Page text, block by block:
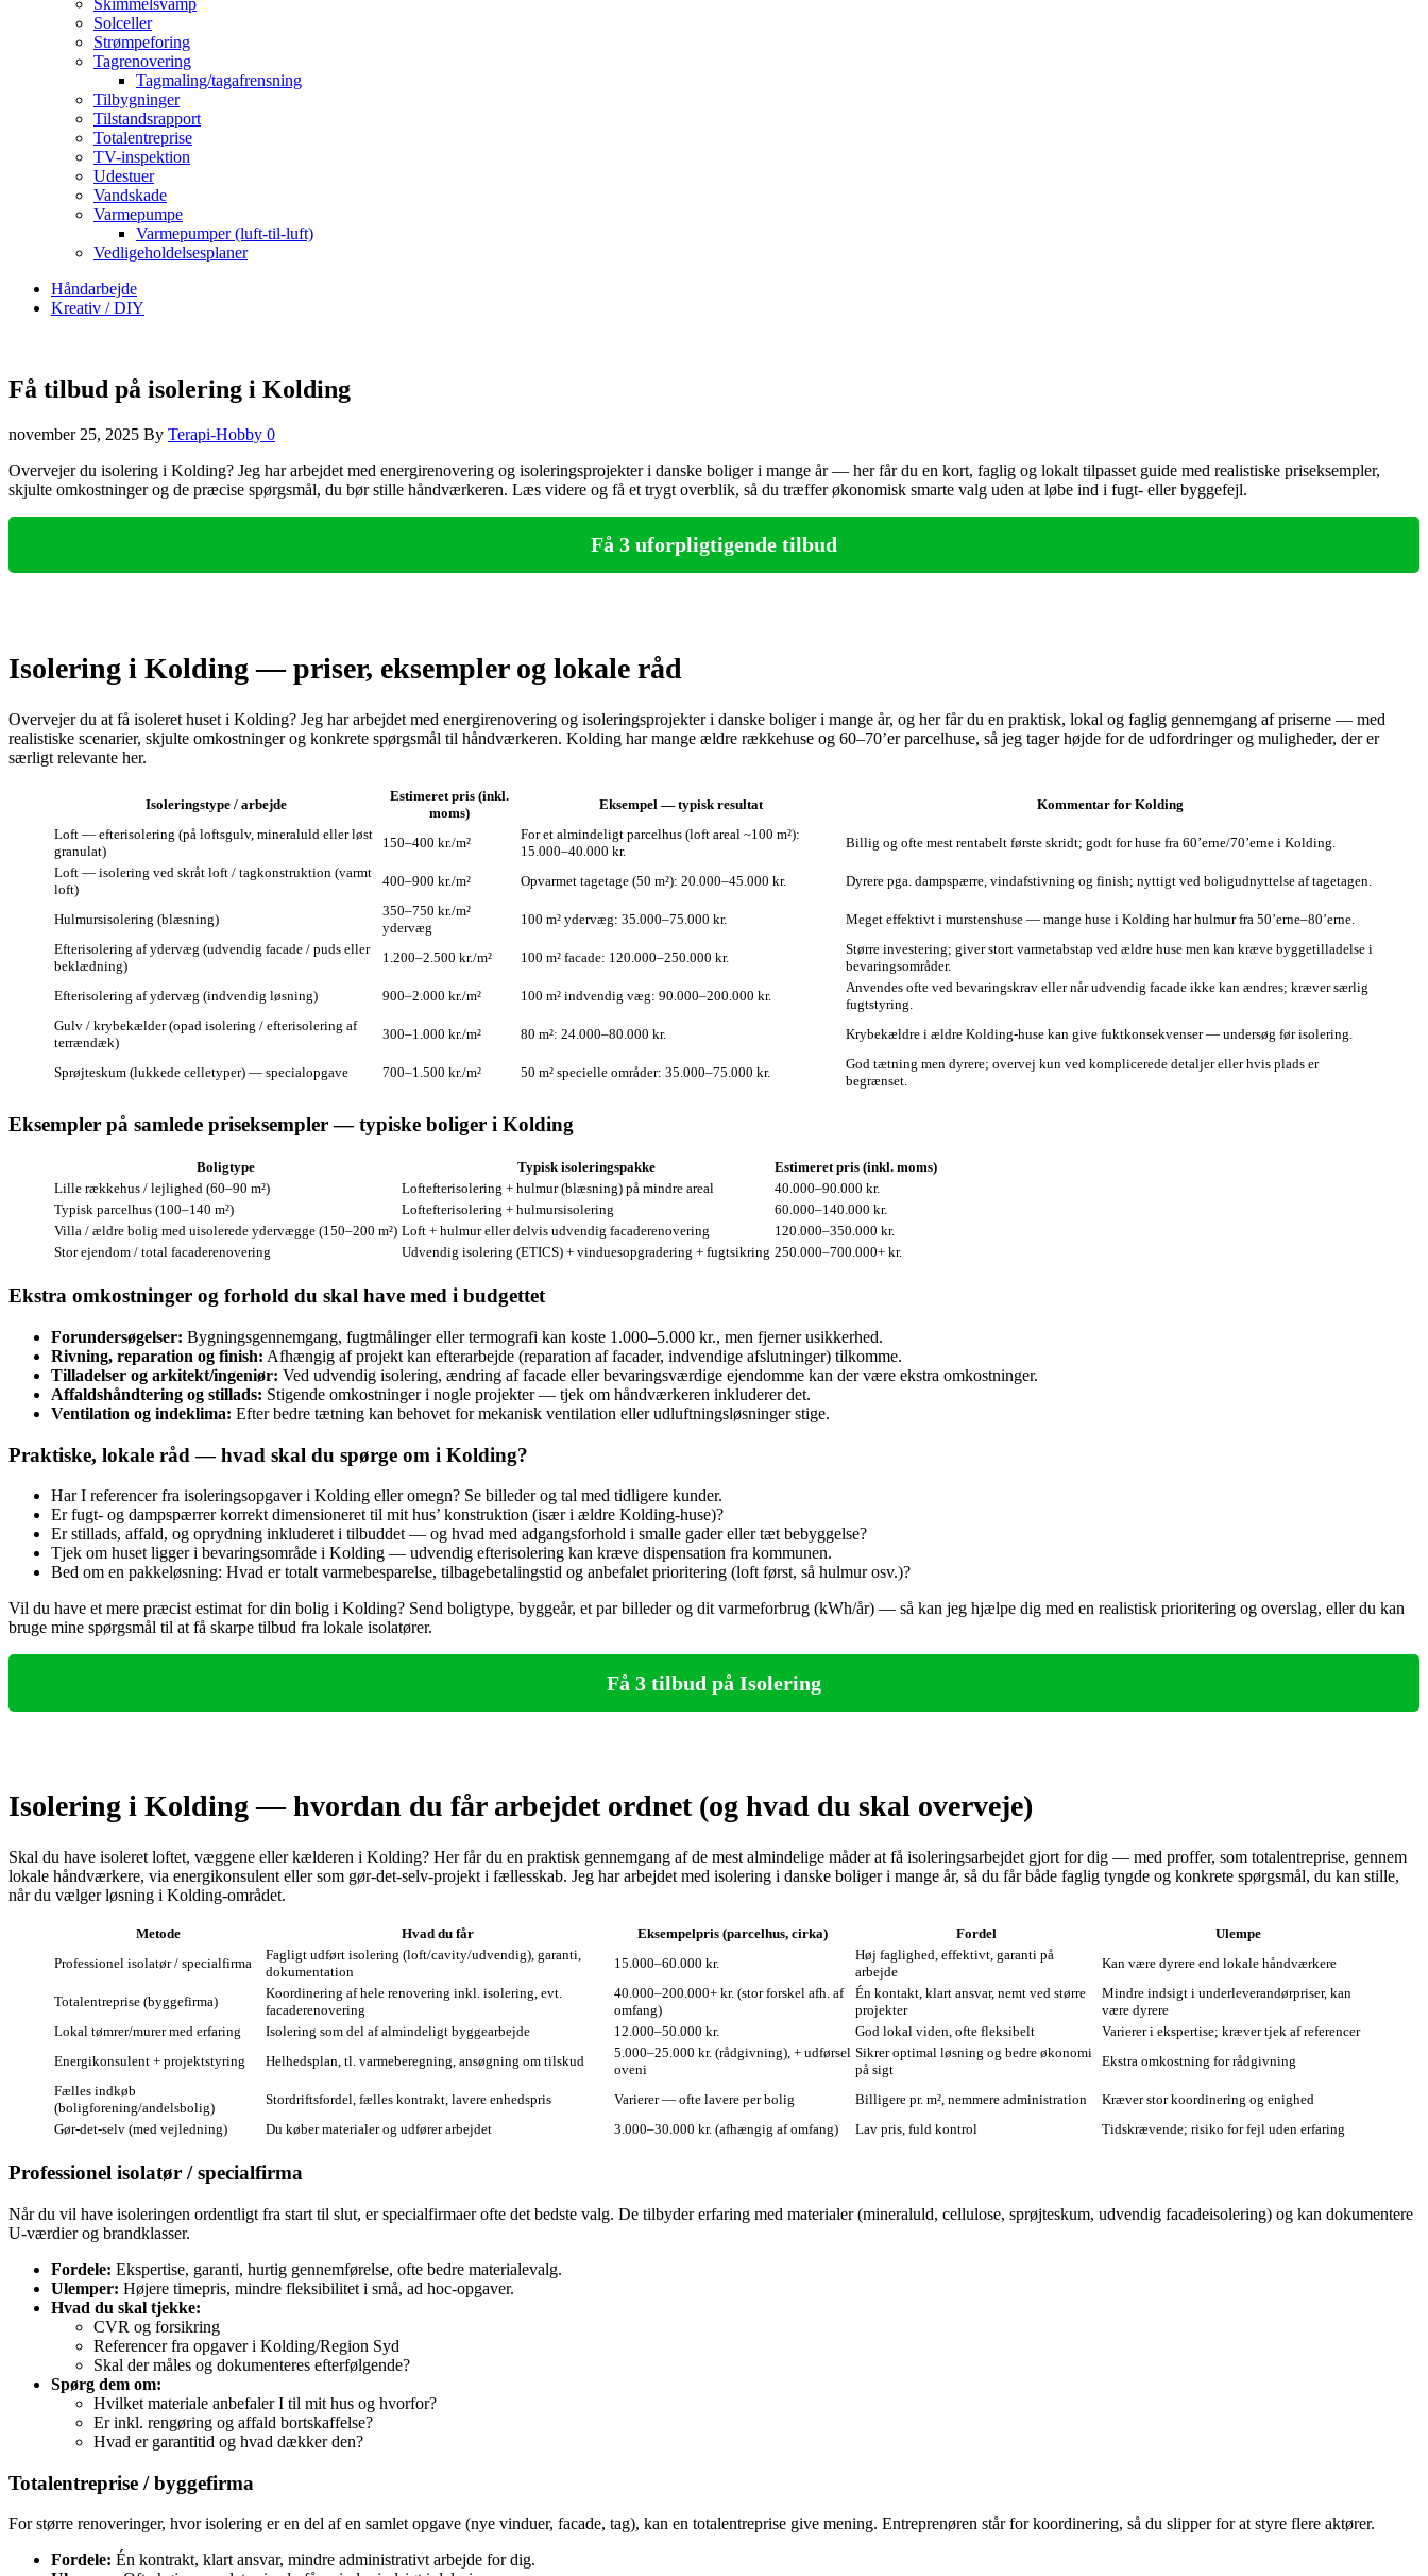
Skimmelsvamp
Solceller
Strømpeforing
Tagrenovering
Tagmaling/tagafrensning
Tilbygninger
Tilstandsrapport
Totalentreprise
TV-inspektion
Udestuer
Vandskade
Varmepumpe
Varmepumper (luft-til-luft)
Vedligeholdelsesplaner
Håndarbejde
Kreativ / DIY
Få tilbud på isolering i Kolding
november 25, 2025 By Terapi-Hobby 0
Overvejer du isolering i Kolding? Jeg har arbejdet med energirenovering og isoleringsprojekter i danske boliger i mange år — her får du en kort, faglig og lokalt tilpasset guide med realistiske priseksempler,
skjulte omkostninger og de præcise spørgsmål, du bør stille håndværkeren. Læs videre og få et trygt overblik, så du træffer økonomisk smarte valg uden at løbe ind i fugt‑ eller byggefejl.
Få 3 uforpligtigende tilbud
Isolering i Kolding — priser, eksempler og lokale råd
Overvejer du at få isoleret huset i Kolding? Jeg har arbejdet med energirenovering og isoleringsprojekter i danske boliger i mange år, og her får du en praktisk, lokal og faglig gennemgang af priserne — med
realistiske scenarier, skjulte omkostninger og konkrete spørgsmål til håndværkeren. Kolding har mange ældre rækkehuse og 60–70’er parcelhuse, så jeg tager højde for de udfordringer og muligheder, der er
særligt relevante her.
Isoleringstype / arbejde
Estimeret pris (inkl.
moms)
Eksempel — typisk resultat
Kommentar for Kolding
Loft — efterisolering (på loftsgulv, mineraluld eller løst
granulat)
150–400 kr./m²
For et almindeligt parcelhus (loft areal ~100 m²):
15.000–40.000 kr.
Billig og ofte mest rentabelt første skridt; godt for huse fra 60’erne/70’erne i Kolding.
Loft — isolering ved skråt loft / tagkonstruktion (varmt
loft)
400–900 kr./m² Opvarmet tagetage (50 m²): 20.000–45.000 kr. Dyrere pga. dampspærre, vindafstivning og finish; nyttigt ved boligudnyttelse af tagetagen.
Hulmursisolering (blæsning)
350–750 kr./m²
ydervæg
100 m² ydervæg: 35.000–75.000 kr.
Meget effektivt i murstenshuse — mange huse i Kolding har hulmur fra 50’erne–80’erne.
Efterisolering af ydervæg (udvendig facade / puds eller
beklædning)
1.200–2.500 kr./m² 100 m² facade: 120.000–250.000 kr.
Større investering; giver stort varmetabstap ved ældre huse men kan kræve byggetilladelse i
bevaringsområder.
Efterisolering af ydervæg (indvendig løsning)
900–2.000 kr./m² 100 m² indvendig væg: 90.000–200.000 kr.
Anvendes ofte ved bevaringskrav eller når udvendig facade ikke kan ændres; kræver særlig
fugtstyring.
Gulv / krybekælder (opad isolering / efterisolering af
terrændæk)
300–1.000 kr./m² 80 m²: 24.000–80.000 kr. Krybekældre i ældre Kolding-huse kan give fuktkonsekvenser — undersøg før isolering.
Sprøjte­skum (lukkede celletyper) — specialopgave 700–1.500 kr./m² 50 m² specielle områder: 35.000–75.000 kr.
God tætning men dyrere; overvej kun ved komplicerede detaljer eller hvis plads er
begrænset.
Eksempler på samlede priseksempler — typiske boliger i Kolding
Boligtype Typisk isoleringspakke
Estimeret pris (inkl. moms)
Lille rækkehus / lejlighed (60–90 m²)
Loftefterisolering + hulmur (blæsning) på mindre areal
40.000–90.000 kr.
Typisk parcelhus (100–140 m²)
Loftefterisolering + hulmursisolering
60.000–140.000 kr.
Villa / ældre bolig med uisolerede ydervægge (150–200 m²) Loft + hulmur eller delvis udvendig facaderenovering
120.000–350.000 kr.
Stor ejendom / total facaderenovering
Udvendig isolering (ETICS) + vinduesopgradering + fugtsikring 250.000–700.000+ kr.
Ekstra omkostninger og forhold du skal have med i budgettet
Forundersøgelser: Bygningsgennemgang, fugtmålinger eller termografi kan koste 1.000–5.000 kr., men fjerner usikkerhed.
Rivning, reparation og finish: Afhængig af projekt kan efterarbejde (reparation af facader, indvendige afslutninger) tilkomme.
Tilladelser og arkitekt/ingeniør: Ved udvendig isolering, ændring af facade eller bevaringsværdige ejendomme kan der være ekstra omkostninger.
Affaldshåndtering og stillads: Stigende omkostninger i nogle projekter — tjek om håndværkeren inkluderer det.
Ventilation og indeklima: Efter bedre tætning kan behovet for mekanisk ventilation eller udluftningsløsninger stige.
Praktiske, lokale råd — hvad skal du spørge om i Kolding?
Har I referencer fra isoleringsopgaver i Kolding eller omegn? Se billeder og tal med tidligere kunder.
Er fugt- og dampspærrer korrekt dimensioneret til mit hus’ konstruktion (især i ældre Kolding-huse)?
Er stillads, affald, og oprydning inkluderet i tilbuddet — og hvad med adgangsforhold i smalle gader eller tæt bebyggelse?
Tjek om huset ligger i bevaringsområde i Kolding — udvendig efterisolering kan kræve dispensation fra kommunen.
Bed om en pakkeløsning: Hvad er totalt varmebesparelse, tilbagebetalingstid og anbefalet prioritering (loft først, så hulmur osv.)?
Vil du have et mere præcist estimat for din bolig i Kolding? Send boligtype, byggeår, et par billeder og dit varmeforbrug (kWh/år) — så kan jeg hjælpe dig med en realistisk prioritering og overslag, eller du kan
bruge mine spørgsmål til at få skarpe tilbud fra lokale isolatører.
Få 3 tilbud på Isolering
Isolering i Kolding — hvordan du får arbejdet ordnet (og hvad du skal overveje)
Skal du have isoleret loftet, væggene eller kælderen i Kolding? Her får du en praktisk gennemgang af de mest almindelige måder at få isoleringsarbejdet gjort for dig — med proffer, som totalentreprise, gennem
lokale håndværkere, via energikonsulent eller som gør‑det‑selv-projekt i fællesskab. Jeg har arbejdet med isolering i danske boliger i mange år, så du får både faglig tyngde og konkrete spørgsmål, du kan stille,
når du vælger løsning i Kolding‑området.
Metode Hvad du får Eksempelpris (parcelhus, cirka) Fordel
Ulempe
Professionel isolatør / specialfirma
Fagligt udført isolering (loft/cavity/udvendig), garanti,
dokumentation
15.000–60.000 kr.
Høj faglighed, effektivt, garanti på
arbejde
Kan være dyrere end lokale håndværkere
Totalentreprise (byggefirma)
Koordinering af hele renovering inkl. isolering, evt.
facaderenovering
40.000–200.000+ kr. (stor forskel afh. af
omfang)
Én kontakt, klart ansvar, nemt ved større
projekter
Mindre indsigt i underleverandørpriser, kan
være dyrere
Lokal tømrer/murer med erfaring
Isolering som del af almindeligt byggearbejde 12.000–50.000 kr. God lokal viden, ofte fleksibelt
Varierer i ekspertise; kræver tjek af referencer
Energikonsulent + projektstyring
Helhedsplan, tl. varmeberegning, ansøgning om tilskud
5.000–25.000 kr. (rådgivning), + udførsel
oveni
Sikrer optimal løsning og bedre økonomi
på sigt
Ekstra omkostning for rådgivning
Fælles indkøb
(boligforening/andelsbolig)
Stordriftsfordel, fælles kontrakt, lavere enhedspris Varierer — ofte lavere per bolig Billigere pr. m², nemmere administration
Kræver stor koordinering og enighed
Gør‑det‑selv (med vejledning)
Du køber materialer og udfører arbejdet 3.000–30.000 kr. (afhængig af omfang) Lav pris, fuld kontrol Tidskrævende; risiko for fejl uden erfaring
Professionel isolatør / specialfirma
Når du vil have isoleringen ordentligt fra start til slut, er specialfirmaer ofte det bedste valg. De tilbyder erfaring med materialer (mineraluld, cellulose, sprøjteskum, udvendig facadeisolering) og kan dokumentere
U‑værdier og brandklasser.
Fordele: Ekspertise, garanti, hurtig gennemførelse, ofte bedre materialevalg.
Ulemper: Højere timepris, mindre fleksibilitet i små, ad hoc‑opgaver.
Hvad du skal tjekke:
CVR og forsikring
Referencer fra opgaver i Kolding/Region Syd
Skal der måles og dokumenteres efterfølgende?
Spørg dem om:
Hvilket materiale anbefaler I til mit hus og hvorfor?
Er inkl. rengøring og affald bortskaffelse?
Hvad er garantitid og hvad dækker den?
Totalentreprise / byggefirma
For større renoveringer, hvor isolering er en del af en samlet opgave (nye vinduer, facade, tag), kan en totalentreprise give mening. Entreprenøren står for koordinering, så du slipper for at styre flere aktører.
Fordele: Én kontrakt, klart ansvar, mindre administrativt arbejde for dig.